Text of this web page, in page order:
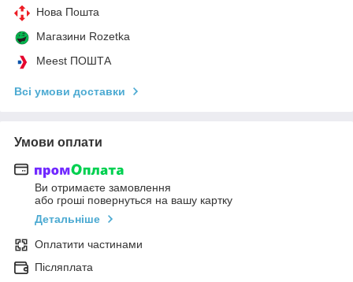
Нова Пошта
Магазини Rozetka
Meest ПОШТА
Всі умови доставки
Умови оплати
Ви отримаєте замовлення
або гроші повернуться на вашу картку
Детальніше
Оплатити частинами
Післяплата